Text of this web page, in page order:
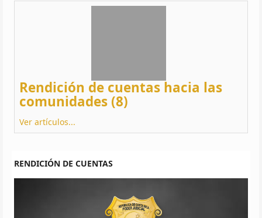
Rendición de cuentas hacia las
comunidades (8)
Ver artículos...
RENDICIÓN DE CUENTAS